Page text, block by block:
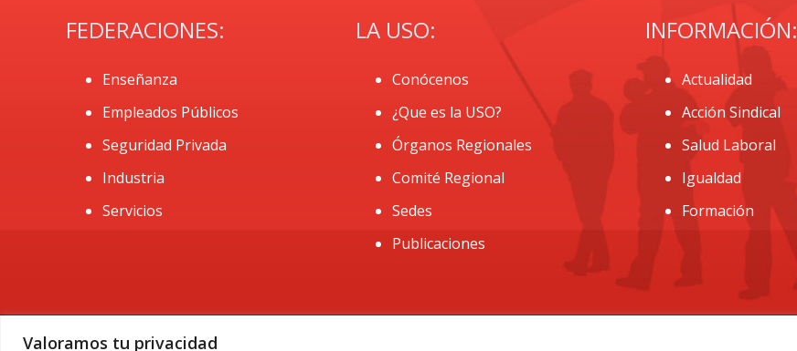
Valoramos tu privacidad
FEDERACIONES:
Enseñanza
Empleados Públicos
Seguridad Privada
Industria
Servicios
LA USO:
Conócenos
¿Que es la USO?
Órganos Regionales
Comité Regional
Sedes
Publicaciones
INFORMACIÓN:
Actualidad
Acción Sindical
Salud Laboral
Igualdad
Formación